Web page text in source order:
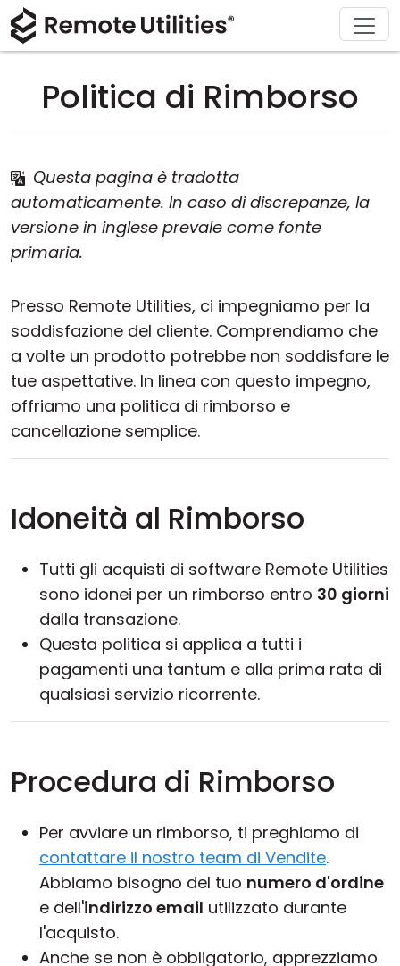
Politica di Rimborso
Questa pagina è tradotta
automaticamente. In caso di discrepanze, la
versione in inglese prevale come fonte
primaria.
Presso Remote Utilities, ci impegniamo per la
soddisfazione del cliente. Comprendiamo che
a volte un prodotto potrebbe non soddisfare le
tue aspettative. In linea con questo impegno,
offriamo una politica di rimborso e
cancellazione semplice.
Idoneità al Rimborso
Tutti gli acquisti di software Remote Utilities
sono idonei per un rimborso entro 30 giorni
dalla transazione.
Questa politica si applica a tutti i
pagamenti una tantum e alla prima rata di
qualsiasi servizio ricorrente.
Procedura di Rimborso
Per avviare un rimborso, ti preghiamo di
contattare il nostro team di Vendite.
Abbiamo bisogno del tuo numero d'ordine
e dell'indirizzo email utilizzato durante
l'acquisto.
Anche se non è obbligatorio, apprezziamo
Prodotto
Sicurezza
Note di rilascio
Modalità di connessione
Supporto Active Directory
Configurazione MSI
Cloud e On-Premise
Soluzioni
Produzione e Vendita al Dettaglio
Istruzione e Governo
Tecnologia dell'informazione
Scarica
macOS
iOS/Android
Acquista
Assistente Licenza
Supporto
Documentazione
Chi siamo
Sala stampa